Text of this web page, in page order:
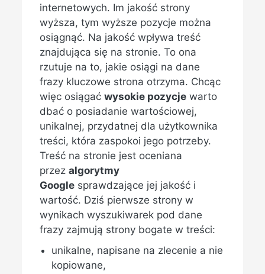
internetowych. Im jakość strony
wyższa, tym wyższe pozycje można
osiągnąć. Na jakość wpływa treść
znajdująca się na stronie. To ona
rzutuje na to, jakie osiągi na dane
frazy kluczowe strona otrzyma. Chcąc
więc osiągaćwysokie pozycje warto
dbać o posiadanie wartościowej,
unikalnej, przydatnej dla użytkownika
treści, która zaspokoi jego potrzeby.
Treść na stronie jest oceniana
przezalgorytmy
Google sprawdzające jej jakość i
wartość. Dziś pierwsze strony w
wynikach wyszukiwarek pod dane
frazy zajmują strony bogate w treści:
unikalne, napisane na zlecenie a nie
kopiowane,